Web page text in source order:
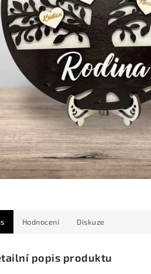
Hodnocení Diskuze
popis produktu